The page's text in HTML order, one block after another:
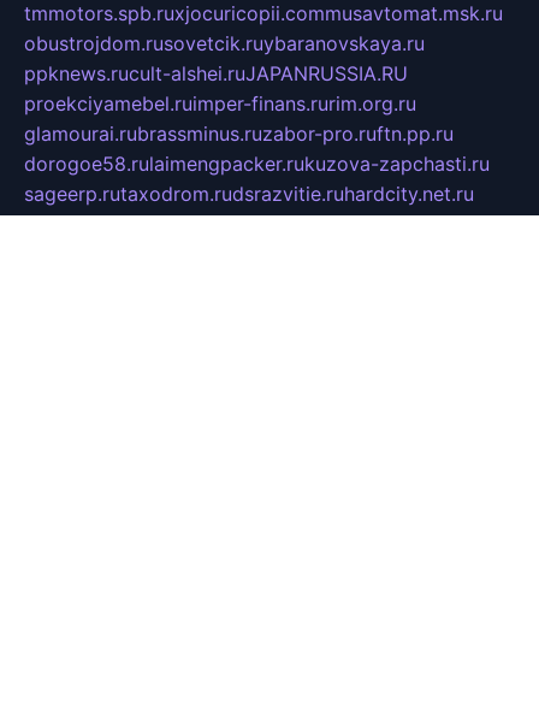
tmmotors.spb.ruxjocuricopii.commusavtomat.msk.ru
obustrojdom.rusovetcik.ruybaranovskaya.ru
ppknews.rucult-alshei.ruJAPANRUSSIA.RU
proekciyamebel.ruimper-finans.rurim.org.ru
glamourai.rubrassminus.ruzabor-pro.ruftn.pp.ru
dorogoe58.rulaimengpacker.rukuzova-zapchasti.ru
sageerp.rutaxodrom.rudsrazvitie.ruhardcity.net.ru